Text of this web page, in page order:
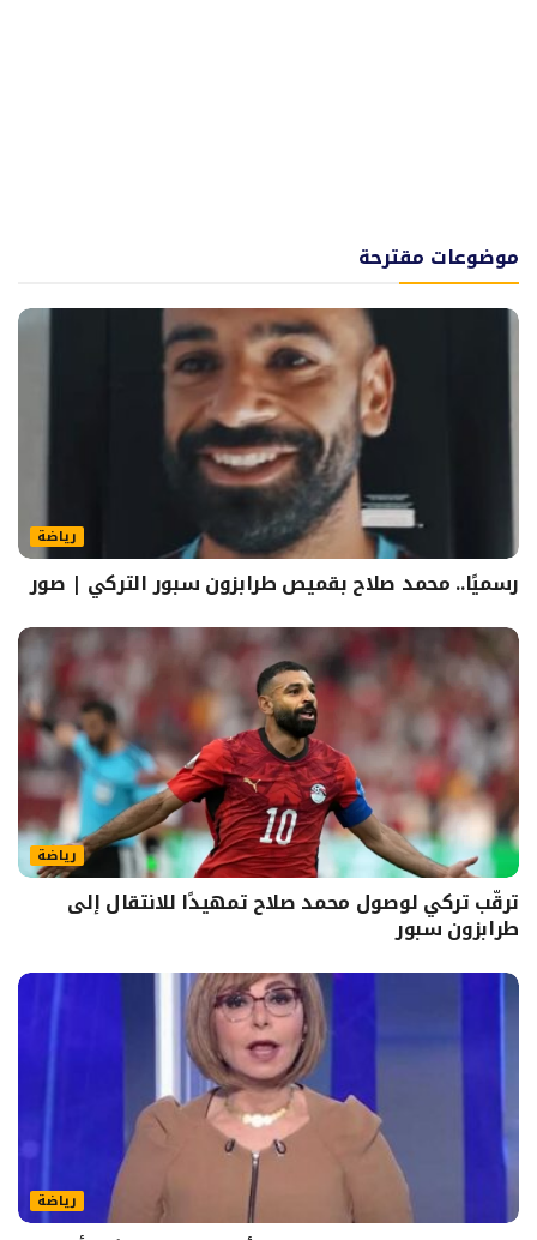
موضوعات مقترحة
رياضة
رسميًا.. محمد صلاح بقميص طرابزون سبور التركي | صور
رياضة
ترقّب تركي لوصول محمد صلاح تمهيدًا للانتقال إلى
طرابزون سبور
رياضة